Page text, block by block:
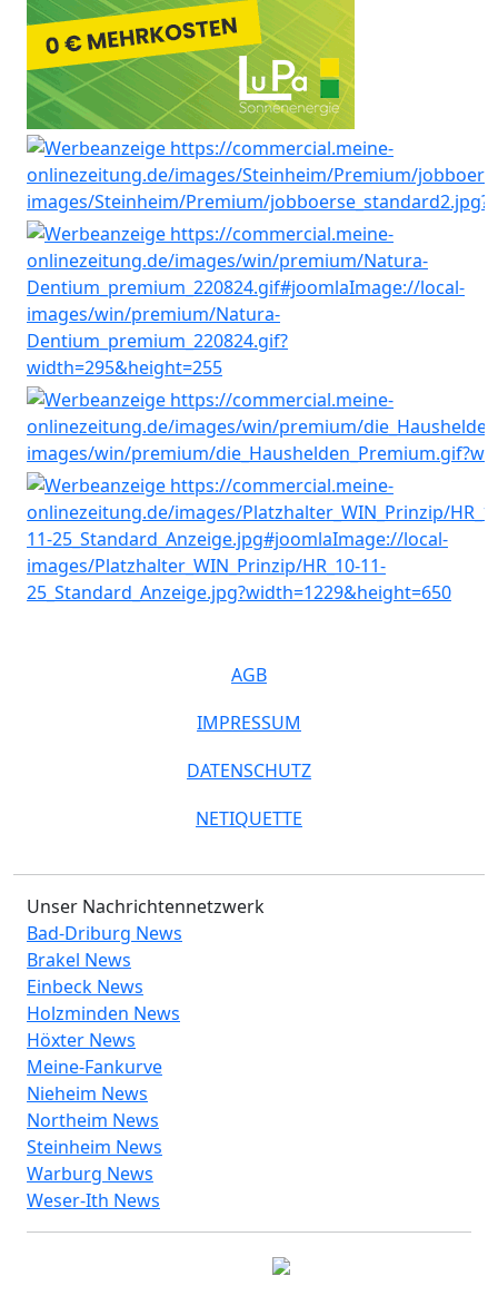
AGB
IMPRESSUM
DATENSCHUTZ
NETIQUETTE
Unser Nachrichtennetzwerk
Bad-Driburg News
Brakel News
Einbeck News
Holzminden News
Höxter News
Meine-Fankurve
Nieheim News
Northeim News
Steinheim News
Warburg News
Weser-Ith News